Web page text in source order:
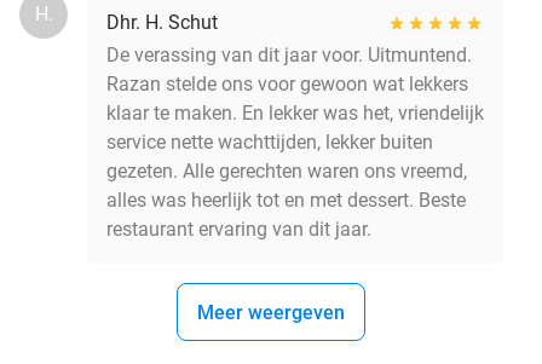
H.
Dhr. H. Schut
De verassing van dit jaar voor. Uitmuntend.
Razan stelde ons voor gewoon wat lekkers
klaar te maken. En lekker was het, vriendelijk
service nette wachttijden, lekker buiten
gezeten. Alle gerechten waren ons vreemd,
alles was heerlijk tot en met dessert. Beste
restaurant ervaring van dit jaar.
Meer weergeven